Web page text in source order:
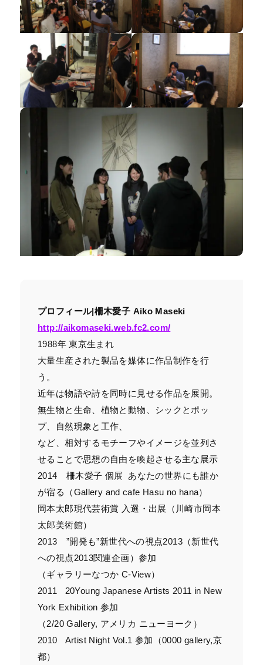
プロフィール|柵木愛子 Aiko Maseki
http://aikomaseki.web.fc2.com/
1988年 東京生まれ
大量生産された製品を媒体に作品制作を行
う。
近年は物語や詩を同時に見せる作品を展開。
無生物と生命、植物と動物、シックとポッ
プ、自然現象と工作、
など、相対するモチーフやイメージを並列さ
せることで思想の自由を喚起させる主な展示
2014 柵木愛子 個展 あなたの世界にも誰か
が宿る（Gallery and cafe Hasu no hana）
岡本太郎現代芸術賞 入選・出展（川崎市岡本
太郎美術館）
2013 ”開発も”新世代への視点2013（新世代
への視点2013関連企画）参加
（ギャラリーなつか C-View）
2011 20Young Japanese Artists 2011 in New
York Exhibition 参加
（2/20 Gallery, アメリカ ニューヨーク）
2010 Artist Night Vol.1 参加（0000 gallery,京
都）